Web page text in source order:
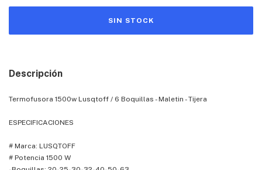
Descripción
Termofusora 1500w Lusqtoff / 6 Boquillas - Maletin - Tijera
ESPECIFICACIONES
# Marca: LUSQTOFF
# Potencia 1500 W